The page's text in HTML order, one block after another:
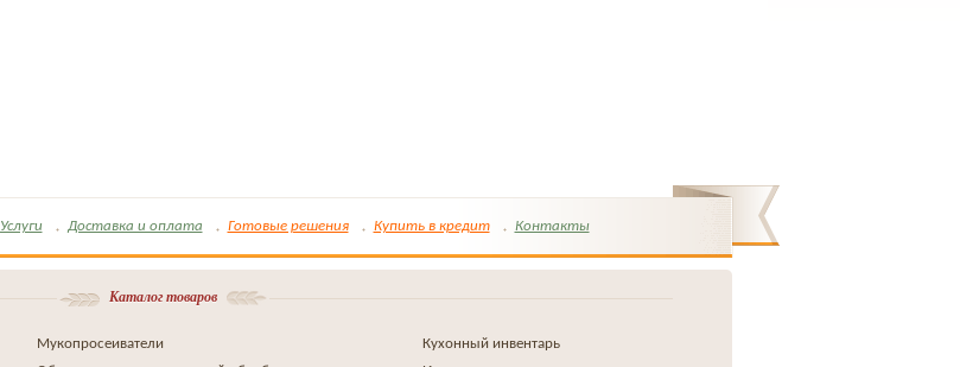
Услуги Доставка и оплата Готовые решения Купить в кредит Контакты
Каталог товаров
Мукопросеиватели
Кухонный инвентарь